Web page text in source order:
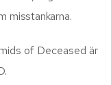
misstankarna.
of Deceased är